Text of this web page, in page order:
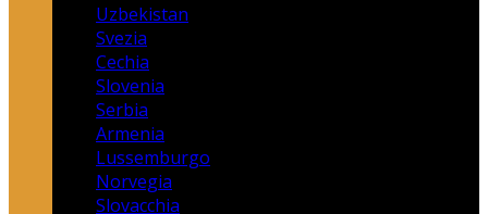
Uzbekistan
Svezia
Cechia
Slovenia
Serbia
Armenia
Lussemburgo
Norvegia
Slovacchia